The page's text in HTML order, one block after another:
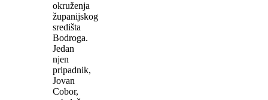
okruženja
županijskog
središta
Bodroga.
Jedan
njen
pripadnik,
Jovan
Cobor,